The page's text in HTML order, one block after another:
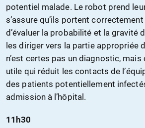
potentiel malade. Le robot prend
s’assure qu’ils portent
d’évaluer la probabilité et la gravité
les diriger vers la partie appropriée
n’est certes pas un diagnostic, mais
utile qui réduit les contacts de
des patients potentiellement
admission à l’hôpital.
11h30